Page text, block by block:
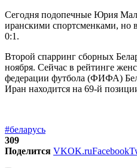
Сегодня подопечные Юрия
иранскими спортсменками, но
0:1.
Второй спарринг сборных
ноября. Сейчас в рейтинге
федерации футбола (ФИФА)
Иран находится на 69-й
#беларусь
309
Поделится VKOK.ruFacebook